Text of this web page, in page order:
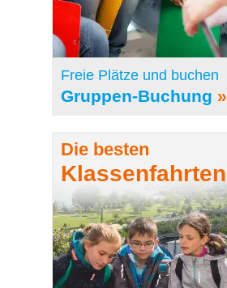
Freie Plätze und buchen
Gruppen-Buchung »
Die besten
Klassenfahrten